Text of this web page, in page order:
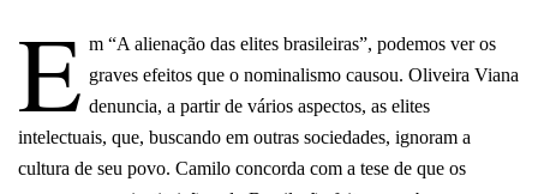
E m “A alienação das elites brasileiras”, podemos ver os
graves efeitos que o nominalismo causou. Oliveira Viana
denuncia, a partir de vários aspectos, as elites
intelectuais, que, buscando em outras sociedades, ignoram a
cultura de seu povo. Camilo concorda com a tese de que os